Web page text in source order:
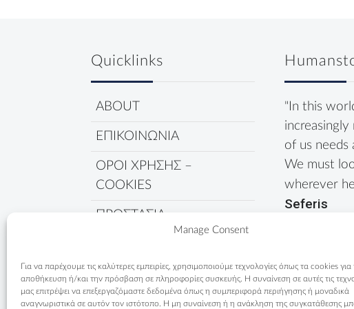
Manage Consent
Για να παρέχουμε τις καλύτερες εμπειρίες, χρησιμοποιούμε τεχνολογίες όπως τα cookies για
αποθήκευση ή/και την πρόσβαση σε πληροφορίες συσκευής. Η συναίνεση σε αυτές τις
μας επιτρέψει να επεξεργαζόμαστε δεδομένα όπως η συμπεριφορά περιήγησης ή μοναδικά
αναγνωριστικά σε αυτόν τον ιστότοπο. Η μη συναίνεση ή η ανάκληση της συγκατάθεσης
Quicklinks
ABOUT
ΕΠΙΚΟΙΝΩΝΙΑ
ΟΡΟΙ ΧΡΗΣΗΣ –
COOKIES
ΠΡΟΣΤΑΣΙΑ
ΔΕΔΟΜΕΝΩΝ
ΠΟΛΙΤΙΚΗ COOKIES
"In this
increasingly
of us needs
We must
wherever
Seferis